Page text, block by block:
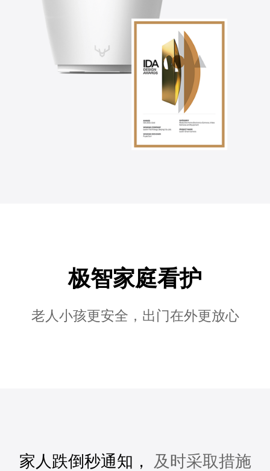
极智家庭看护
老人小孩更安全，出门在外更放心
家人跌倒秒通知， 及时采取措施